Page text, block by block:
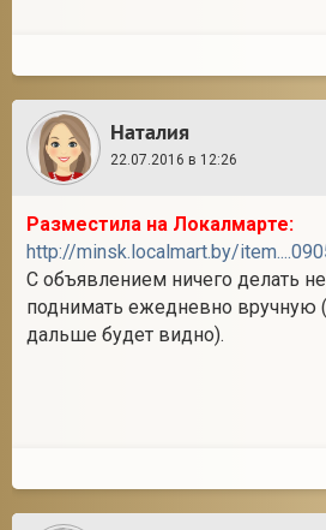
Наталия
22.07.2016 в 12:26
Разместила на Локалмарте:
http://minsk.localmart.by/
С объявлением ничего делать
поднимать ежедневно вручную
дальше будет видно).